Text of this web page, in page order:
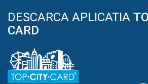
DESCARCA APLICATIA
CARD